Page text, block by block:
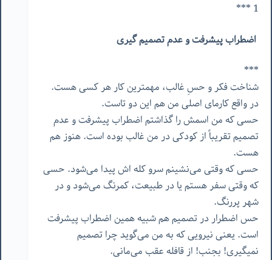
1 ***
اضطراب پیشرفت و عدم تصمیم گیری
***
شناخت فکر و حسِ غالب، مهمترین کار هر کسی هست.
در واقع کارمای اصلی من هم این دو تاست.
حسی که من اسمش را گذاشتم اضطراب پیشرفت و عدم
تصمیم تقریباً از کودکی در من غالب بوده است. هنوز هم
هست.
حسی که وقتی می‌نشینم سرو کله اش پیدا می‌شود. حسی
که وقتی سفر هستم یا در طبیعت، کمرنگ می‌شود و در
شهر پررنگ.
حس اضطرار در تصمیم هم شبیه همین اضطراب پیشرفت
است. یعنی نیرویی که به من می‌گوید چرا تصمیم
نمیگیری! بجنب! از قافله عقب می‌مانی.